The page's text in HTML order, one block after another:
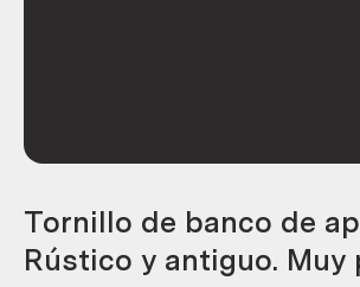
Tornillo de banco de
Rústico y antiguo. Muy